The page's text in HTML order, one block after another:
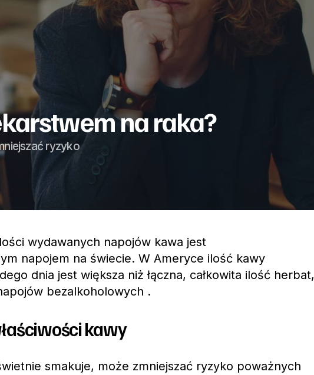
na raka?
ryzyko
wydawanych napojów kawa jest
napojem na świecie. W Ameryce ilość kawy
dnia jest większa niż łączna, całkowita ilość herbat,
bezalkoholowych .
kawy
smakuje, może zmniejszać ryzyko poważnych